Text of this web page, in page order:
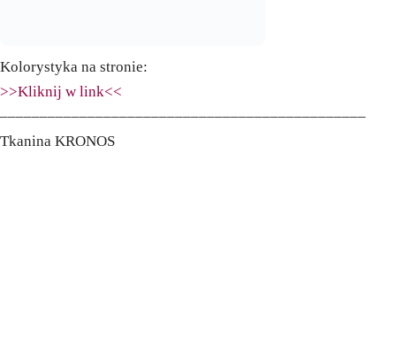
Kolorystyka na stronie:
>>Kliknij w link<<
––––––––––––––––––––––––––––––––––––––––––––––
Tkanina KRONOS